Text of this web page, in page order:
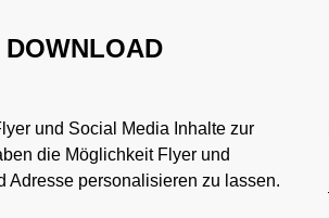
und Social Media Inhalte zur
die Möglichkeit Flyer und
Adresse personalisieren zu lassen.